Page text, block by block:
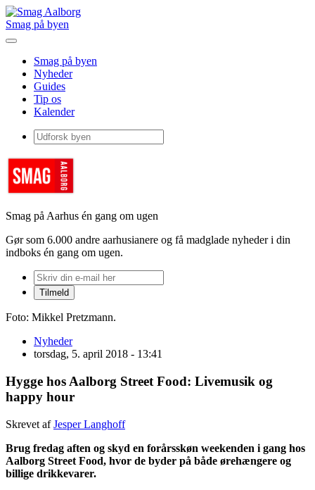
Smag på byen
Smag på byen
Nyheder
Guides
Tip os
Kalender
Smag på Aarhus én gang om ugen
Gør som 6.000 andre aarhusianere og få madglade nyheder i din
indboks én gang om ugen.
Foto: Mikkel Pretzmann.
Nyheder
torsdag, 5. april 2018 - 13:41
Hygge hos Aalborg Street Food: Livemusik og
happy hour
Skrevet afJesper Langhoff
Brug fredag aften og skyd en forårsskøn weekenden i gang hos
Aalborg Street Food, hvor de byder på både ørehængere og
billige drikkevarer.